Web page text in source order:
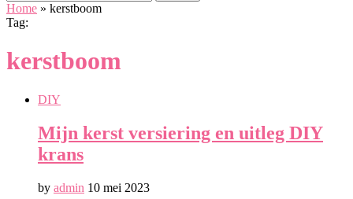
Home » kerstboom
Tag:
kerstboom
DIY
Mijn kerst versiering en uitleg DIY
krans
by admin 10 mei 2023